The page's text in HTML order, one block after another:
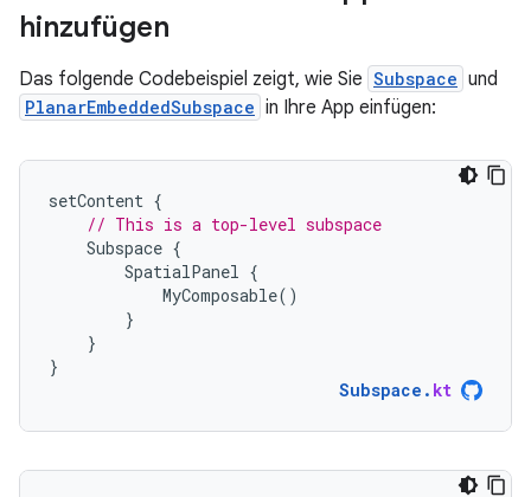
hinzufügen
Das folgende Codebeispiel zeigt, wie Sie Subspace und
PlanarEmbeddedSubspace in Ihre App einfügen:
setContent {
// This is a top-level subspace
Subspace {
SpatialPanel {
MyComposable()
}
}
}
Subspace . kt